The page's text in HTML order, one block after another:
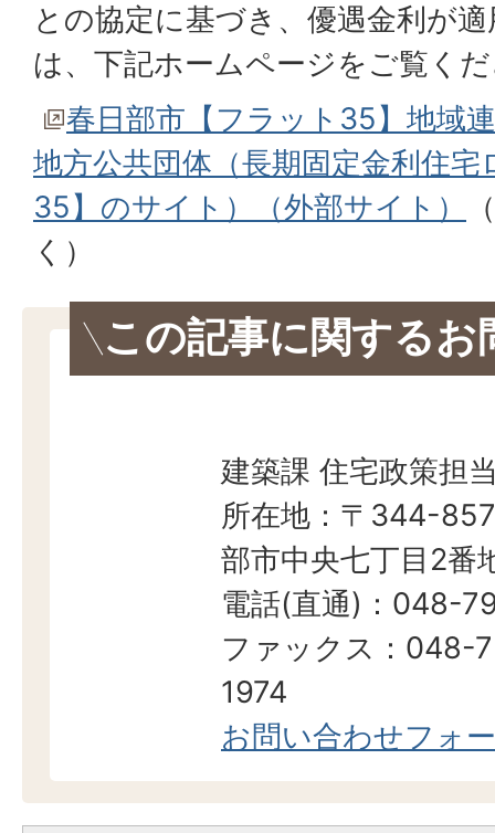
との協定に基づき、優遇金利が
は、下記ホームページをご覧く
春日部市【フラット35】地域
地方公共団体（長期固定金利住
35】のサイト）（外部サイト）
く）
この記事に関するお
建築課 住宅政策担
所在地：〒344-
部市中央七丁目2番
電話(直通)：048-
ファックス：048-
1974
お問い合わせフォ